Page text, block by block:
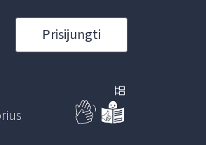
Prisijungti